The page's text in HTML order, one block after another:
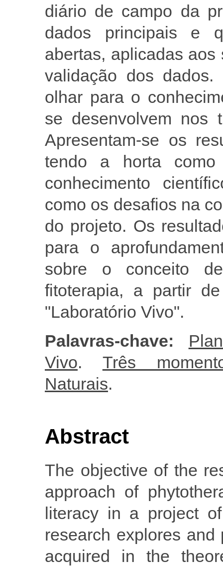
diário de campo da
dados principais e
abertas, aplicadas
validação dos
olhar para o
se desenvolvem nos
Apresentam-se os
tendo a horta
conhecimento
como os desafios na
do projeto. Os
para o
sobre o conceito
fitoterapia, a partir
"Laboratório Vivo".
Palavras-chave:
Vivo.
Três
Naturais.
Abstract
The objective of the
approach of
literacy in a project
research explores
acquired in the